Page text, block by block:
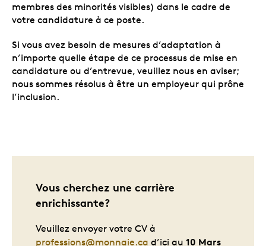
membres des minorités visibles) dans le cadre de
votre candidature à ce poste.
Si vous avez besoin de mesures d’adaptation à
n’importe quelle étape de ce processus de mise en
candidature ou d’entrevue, veuillez nous en aviser;
nous sommes résolus à être un employeur qui prône
l’inclusion.
Vous cherchez une carrière
enrichissante?
Veuillez envoyer votre CV à
professions@monnaie.ca d’ici au 10 Mars